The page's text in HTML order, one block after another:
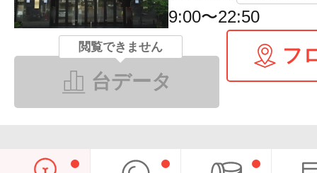
9:00〜22:50
閲覧できません
台データ
フ